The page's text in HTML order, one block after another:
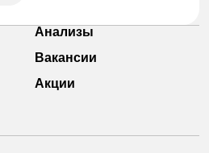
Анализы
Вакансии
Акции